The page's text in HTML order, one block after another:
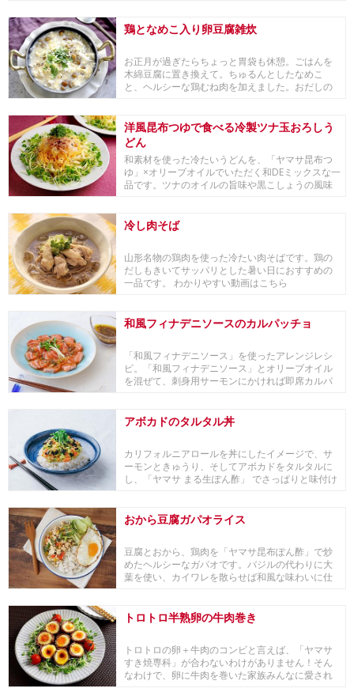
鶏となめこ入り卵豆腐雑炊
お正月が過ぎたらちょっと胃袋も休憩。ごはんを
木綿豆腐に置き換えて。ちゅるんとしたなめこ
と、ヘルシーな鶏むね肉を加えました。おだしの
洋風昆布つゆで食べる冷製ツナ玉おろしう
どん
和素材を使った冷たいうどんを、「ヤマサ昆布つ
ゆ」×オリーブオイルでいただく和DEミックスな一
品です。ツナのオイルの旨味や黒こしょうの風味
冷し肉そば
山形名物の鶏肉を使った冷たい肉そばです。鶏の
だしもきいてサッパリとした暑い日におすすめの
一品です。 わかりやすい動画はこちら
和風フィナデニソースのカルパッチョ
「和風フィナデニソース」を使ったアレンジレシ
ピ。「和風フィナデニソース」とオリーブオイル
を混ぜて、刺身用サーモンにかければ即席カルパ
アボカドのタルタル丼
カリフォルニアロールを丼にしたイメージで、サ
ーモンときゅうり、そしてアボカドをタルタルに
し、「ヤマサ まる生ぽん酢」 でさっぱりと味付け
おから豆腐ガパオライス
豆腐とおから、鶏肉を「ヤマサ昆布ぽん酢」で炒
めたヘルシーなガパオです。バジルの代わりに大
葉を使い、カイワレを散らせば和風な味わいに仕
トロトロ半熟卵の牛肉巻き
トロトロの卵＋牛肉のコンビと言えば、「ヤマサ
すき焼専科」が合わないわけがありません！そん
なわけで、卵に牛肉を巻いた家族みんなに愛され